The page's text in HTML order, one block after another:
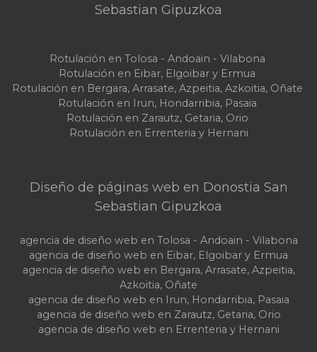
Sebastian Gipuzkoa
Rotulación en Tolosa - Andoain - Vilabona
Rotulación en Eibar, Elgoibar y Ermua
Rotulación en Bergara, Arrasate, Azpeitia, Azkoitia, Oñate
Rotulación en Irun, Hondarribia, Pasaia
Rotulación en Zarautz, Getaria, Orio
Rotulación en Errenteria y Hernani
Diseño de páginas web en Donostia San
Sebastian Gipuzkoa
agencia de diseño web en Tolosa - Andoain - Vilabona
agencia de diseño web en Eibar, Elgoibar y Ermua
agencia de diseño web en Bergara, Arrasate, Azpeitia,
Azkoitia, Oñate
agencia de diseño web en Irun, Hondarribia, Pasaia
agencia de diseño web en Zarautz, Getaria, Orio
agencia de diseño web en Errenteria y Hernani